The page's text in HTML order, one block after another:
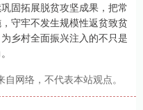
拓展脱贫攻坚成果，把常
守牢不发生规模性返贫致贫
乡村全面振兴注入的不只是
网络，不代表本站观点。